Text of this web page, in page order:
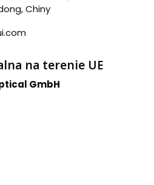
Chiny
na terenie UE
GmbH